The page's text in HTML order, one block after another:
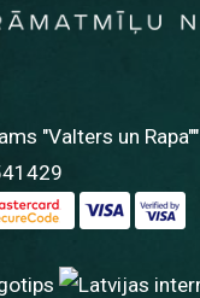
"Valters un Rapa""